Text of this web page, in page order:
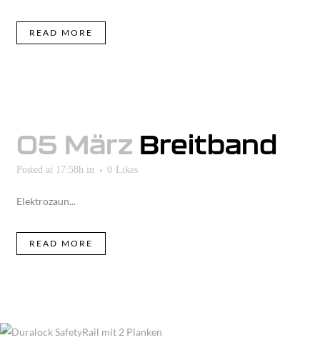
READ MORE
05 März Breitband
Posted at 17:58h in 0 Likes
Elektrozaun...
READ MORE